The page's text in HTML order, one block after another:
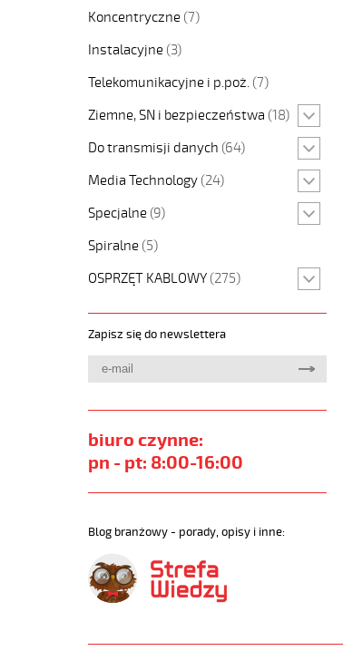
Koncentryczne (7)
Instalacyjne (3)
Telekomunikacyjne i p.poż. (7)
Ziemne, SN i bezpieczeństwa (18)
Do transmisji danych (64)
Media Technology (24)
Specjalne (9)
Spiralne (5)
OSPRZĘT KABLOWY (275)
Zapisz się do newslettera
biuro czynne:
pn - pt: 8:00-16:00
Blog branżowy - porady, opisy i inne: